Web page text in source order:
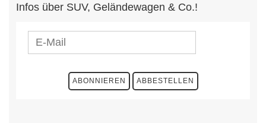
Infos über SUV, Geländewagen & Co.!